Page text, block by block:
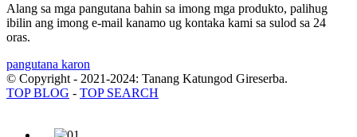
Alang sa mga pangutana bahin sa imong mga produkto, palihug
ibilin ang imong e-mail kanamo ug kontaka kami sa sulod sa 24
oras.
pangutana karon
© Copyright - 2021-2024: Tanang Katungod Gireserba.
TOP BLOG - TOP SEARCH